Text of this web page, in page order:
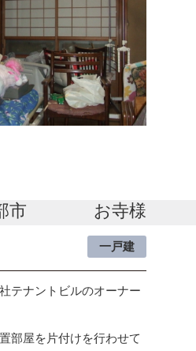
市 お寺様
一戸建
テナントビルのオーナー
部屋を片付けを行わせて